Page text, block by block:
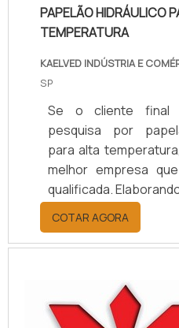
PAPELÃO HIDRÁULICO
TEMPERATURA
KAELVED INDÚSTRIA E
SP
Se o cliente final
pesquisa por
para alta
melhor empresa
qualificada.
por meio da
descobrindo a melhor
mercado.MAIS
HIDRÁULICO
TEMPERATURASe
COTAR AGORA